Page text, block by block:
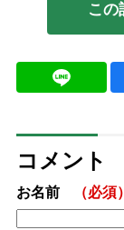
この
コメント
お名前 （必須）